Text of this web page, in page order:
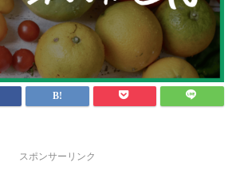
スポンサーリンク